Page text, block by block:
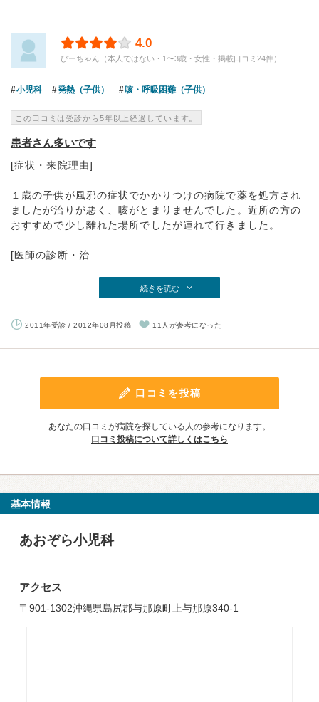
4.0
ぴーちゃん（本人ではない・1〜3歳・女性・掲載口コミ24件）
小児科 発熱（子供） 咳・呼吸困難（子供）
この口コミは受診から5年以上経過しています。
患者さん多いです
[症状・来院理由]
１歳の子供が風邪の症状でかかりつけの病院で薬を処方され
ましたが治りが悪く、咳がとまりませんでした。近所の方の
おすすめで少し離れた場所でしたが連れて行きました。
[医師の診断・治...
続きを読む
2011年受診 / 2012年08月投稿 11人が参考になった
口コミを投稿
あなたの口コミが病院を探している人の参考になります。
口コミ投稿について詳しくはこちら
基本情報
あおぞら小児科
アクセス
〒901-1302沖縄県島尻郡与那原町上与那原340-1